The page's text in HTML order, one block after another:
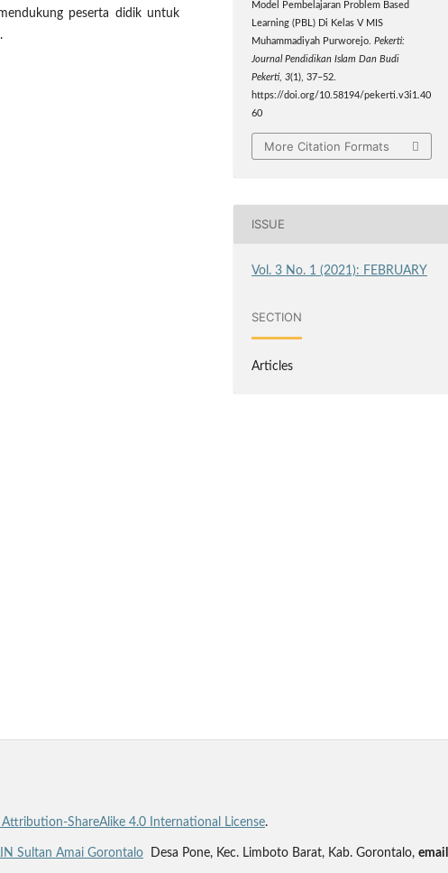
peserta didik untuk
Model Pembelajaran Problem Based
Learning (PBL) Di Kelas V MIS
Muhammadiyah Purworejo.Pekerti:
Journal Pendidikan Islam Dan Budi
Pekerti,3(1), 37–52.
https://doi.org/10.58194/pekerti.v3i1.40
60
More Citation Formats
ISSUE
Vol. 3 No. 1 (2021): FEBRUARY
SECTION
Articles
ShareAlike 4.0 International License.
Sultan Amai Gorontalo Desa Pone, Kec. Limboto Barat, Kab. Gorontalo,